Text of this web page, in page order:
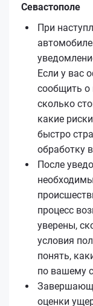
Севастополе
При
Если у вас
сообщить о
сколько
какие
быстро
обработку
После
процесс
уверены,
условия
понять,
по вашему
оценки